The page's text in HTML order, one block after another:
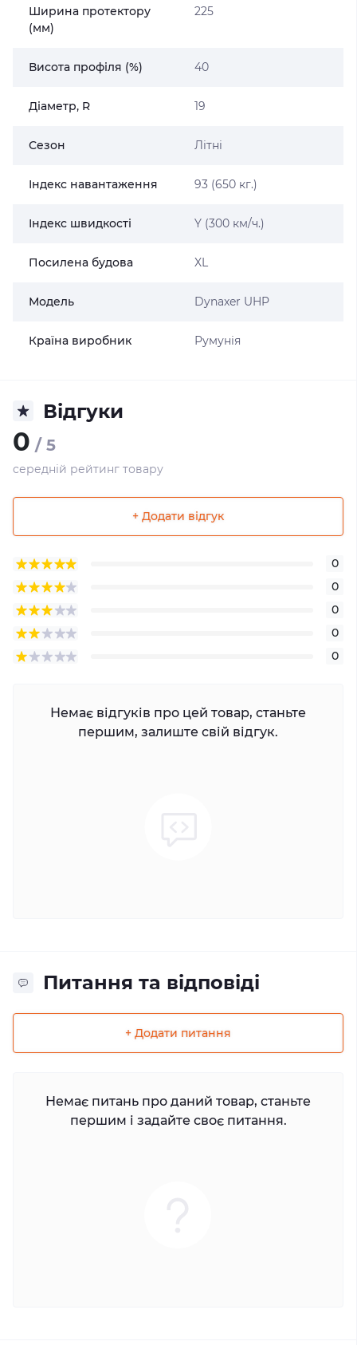
Ширина протектору
(мм)
225
Висота профіля (%) 40
Діаметр, R 19
Сезон Літні
Індекс навантаження 93 (650 кг.)
Індекс швидкості Y (300 км/ч.)
Посилена будова XL
Модель Dynaxer UHP
Країна виробник Румунія
Відгуки
0 / 5
середній рейтинг товару
+ Додати відгук
0
0
0
0
0
Немає відгуків про цей товар, станьте
першим, залиште свій відгук.
Питання та відповіді
+ Додати питання
Немає питань про даний товар, станьте
першим і задайте своє питання.